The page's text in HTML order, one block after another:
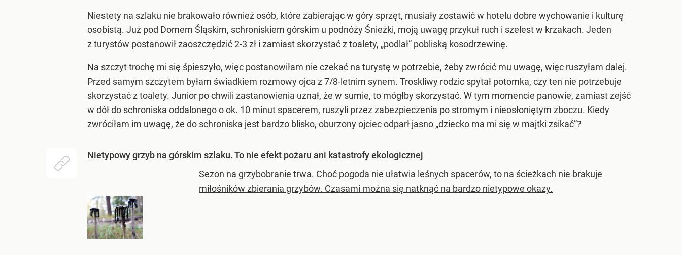
Niestety na szlaku nie brakowało również osób, które zabierając w góry sprzęt, musiały zostawić w hotelu dobre wychowanie i kulturę
osobistą. Już pod Domem Śląskim, schroniskiem górskim u podnóży Śnieżki, moją uwagę przykuł ruch i szelest w krzakach. Jeden
z turystów postanowił zaoszczędzić 2-3 zł i zamiast skorzystać z toalety, „podlał” pobliską kosodrzewinę.
Na szczyt trochę mi się śpieszyło, więc postanowiłam nie czekać na turystę w potrzebie, żeby zwrócić mu uwagę, więc ruszyłam dalej.
Przed samym szczytem byłam świadkiem rozmowy ojca z 7/8-letnim synem. Troskliwy rodzic spytał potomka, czy ten nie potrzebuje
skorzystać z toalety. Junior po chwili zastanowienia uznał, że w sumie, to mógłby skorzystać. W tym momencie panowie, zamiast zejść
w dół do schroniska oddalonego o ok. 10 minut spacerem, ruszyli przez zabezpieczenia po stromym i nieosłoniętym zboczu. Kiedy
zwróciłam im uwagę, że do schroniska jest bardzo blisko, oburzony ojciec odparł jasno „dziecko ma mi się w majtki zsikać”?
Nietypowy grzyb na górskim szlaku. To nie efekt pożaru ani katastrofy ekologicznej
Sezon na grzybobranie trwa. Choć pogoda nie ułatwia leśnych spacerów, to na ścieżkach nie brakuje
miłośników zbierania grzybów. Czasami można się natknąć na bardzo nietypowe okazy.